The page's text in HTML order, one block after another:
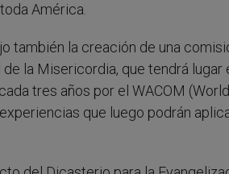
América.
también la creación de una
la Misericordia, que tendrá lugar
tres años por el WACOM
que luego podrán